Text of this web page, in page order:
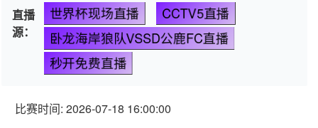
直播
源：
世界杯现场直播
CCTV5直播
卧龙海岸狼队VSSD公鹿FC直播
秒开免费直播
比赛时间: 2026-07-18 16:00:00